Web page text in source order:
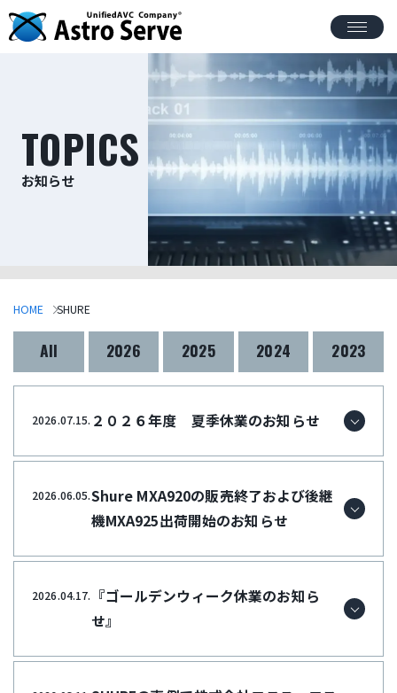
TOPICS
お知らせ
HOME SHURE
All 2026 2025 2024 2023
2026.07.15. ２０２６年度 夏季休業のお知らせ
2026.06.05.Shure MXA920の販売終了および後継
機MXA925出荷開始のお知らせ
2026.04.17.
『ゴールデンウィーク休業のお知ら
せ』